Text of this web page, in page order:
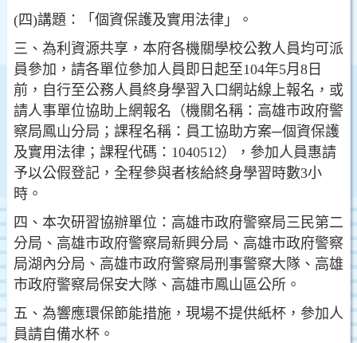
(四)講題：「個資保護及實用法律」。
三、為利資源共享，本府各機關學校公教人員均可派
員參加，請各單位參加人員即日起至104年5月8日
前，自行至公務人員終身學習入口網站線上報名，或
請人事單位協助上網報名（機關名稱：高雄市政府警
察局鳳山分局；課程名稱：員工協助方案─個資保護
及實用法律；課程代碼：1040512），參加人員惠請
予以公假登記，全程參與者核給終身學習時數3小
時。
四、本次研習協辦單位：高雄市政府警察局三民第二
分局、高雄市政府警察局新興分局、高雄市政府警察
局湖內分局、高雄市政府警察局刑事警察大隊、高雄
市政府警察局保安大隊、高雄市鳳山區公所。
五、為響應環保節能措施，現場不提供紙杯，參加人
員請自備水杯。